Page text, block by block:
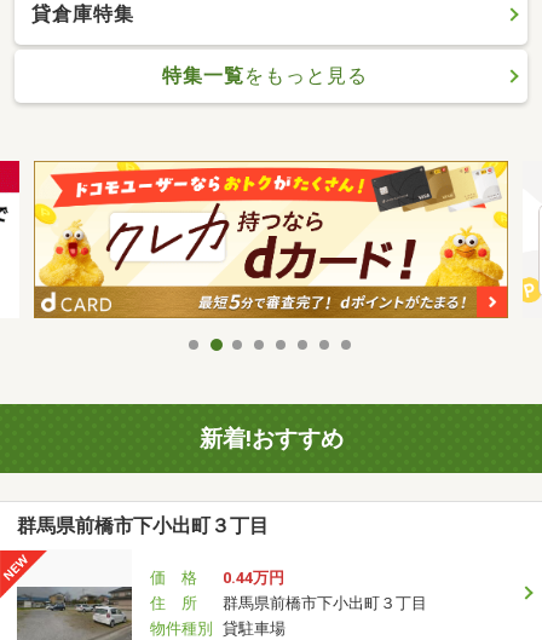
貸倉庫特集
特集一覧をもっと見る
新着!おすすめ
群馬県前橋市下小出町３丁目
価 格
0.44万円
住 所
群馬県前橋市下小出町３丁目
物件種別
貸駐車場